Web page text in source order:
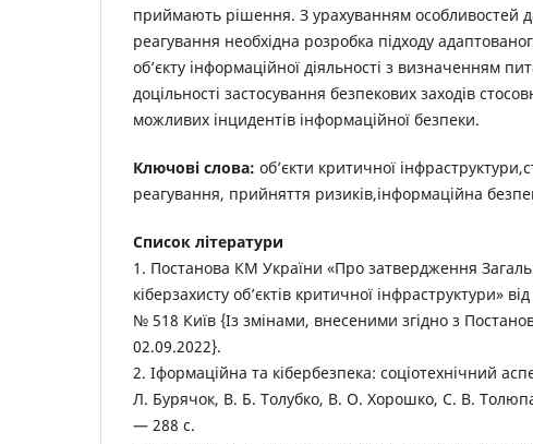
приймають рішення. З урахуванням особливостей
реагування необхідна розробка підходу
об’єкту інформаційної діяльності з визначенням
доцільності застосування безпекових заходів
можливих інцидентів інформаційної безпеки.
Ключові слова: об’єкти критичної
реагування, прийняття ризиків,інформаційна
Список літератури
1. Постанова КМ України «Про затвердження
кіберзахисту об’єктів критичної інфраструктури»
№ 518 Київ {Із змінами, внесеними згідно з
02.09.2022}.
2. Іформаційна та кібербезпека: соціотехнічний
Л. Бурячок, В. Б. Толубко, В. О. Хорошко, С. В.
— 288 с.